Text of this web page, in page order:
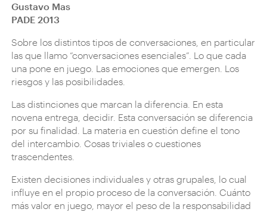
Gustavo Mas
PADE 2013
Sobre los distintos tipos de conversaciones, en particular
las que llamo “conversaciones esenciales”. Lo que cada
una pone en juego. Las emociones que emergen. Los
riesgos y las posibilidades.
Las distinciones que marcan la diferencia. En esta
novena entrega, decidir. Esta conversación se diferencia
por su finalidad. La materia en cuestión define el tono
del intercambio. Cosas triviales o cuestiones
trascendentes.
Existen decisiones individuales y otras grupales, lo cual
influye en el propio proceso de la conversación. Cuánto
más valor en juego, mayor el peso de la responsabilidad